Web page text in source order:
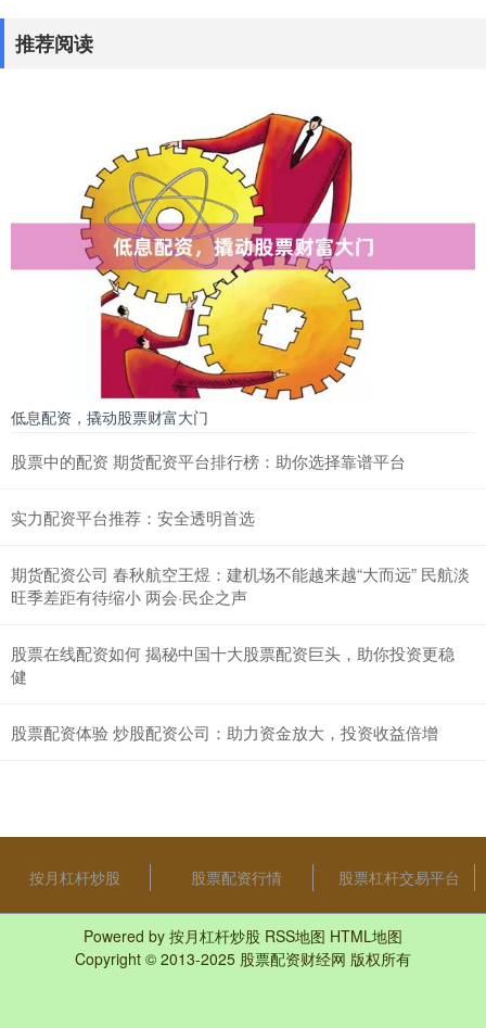
推荐阅读
低息配资，撬动股票财富大门
股票中的配资 期货配资平台排行榜：助你选择靠谱平台
实力配资平台推荐：安全透明首选
期货配资公司 春秋航空王煜：建机场不能越来越“大而远” 民航淡
旺季差距有待缩小 两会·民企之声
股票在线配资如何 揭秘中国十大股票配资巨头，助你投资更稳
健
股票配资体验 炒股配资公司：助力资金放大，投资收益倍增
按月杠杆炒股 股票配资行情 股票杠杆交易平台
Powered by 按月杠杆炒股 RSS地图 HTML地图
Copyright © 2013-2025 股票配资财经网 版权所有